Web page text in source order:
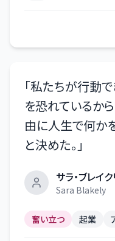
「私たちが行動で
を恐れているか
由に人生で何か
と決めた。 」
サラ・ブレイ
Sara Blakely
奮い立つ 起業